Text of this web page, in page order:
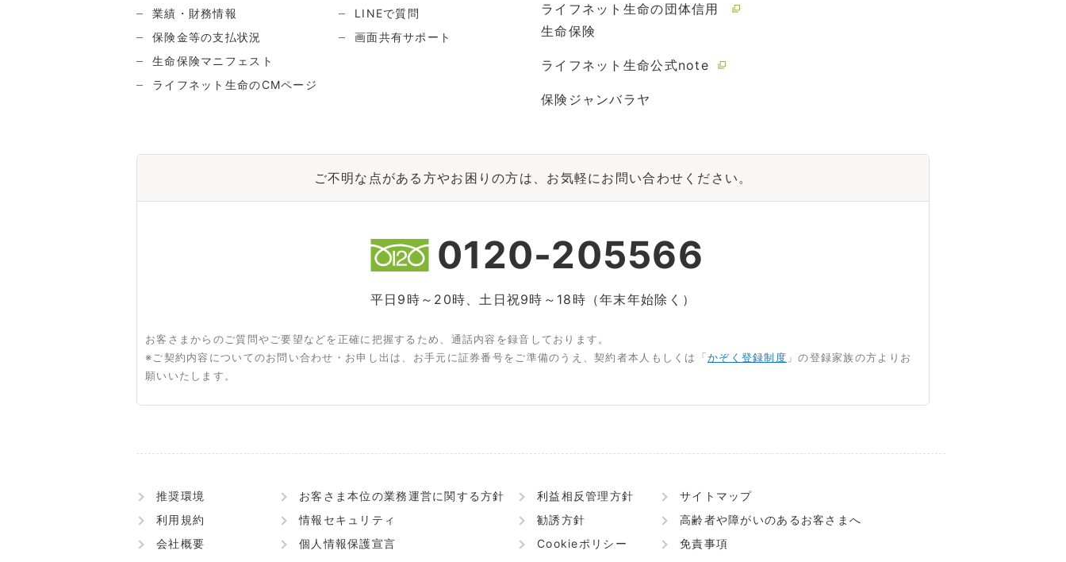
業績・財務情報
保険金等の支払状況
生命保険マニフェスト
ライフネット生命のCMページ
LINEで質問
画面共有サポート
ライフネット生命の団体信用
生命保険
ライフネット生命公式note
保険ジャンバラヤ
ご不明な点がある方やお困りの方は、お気軽にお問い合わせください。
0120-205566
平日9時～20時、土日祝9時～18時（年末年始除く）
お客さまからのご質問やご要望などを正確に把握するため、通話内容を録音しております。
※ご契約内容についてのお問い合わせ・お申し出は、お手元に証券番号をご準備のうえ、契約者本人もしくは「かぞく登録制度 」の登録家族の方よりお
願いいたします。
推奨環境 お客さま本位の業務運営に関する方針 利益相反管理方針
サイトマップ
利用規約
情報セキュリティ 勧誘方針
高齢者や障がいのあるお客さまへ
会社概要
個人情報保護宣言 Cookieポリシー
免責事項